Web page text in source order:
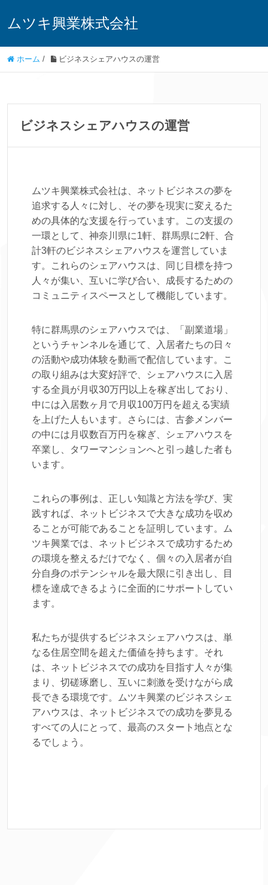
ムツキ興業株式会社
ホーム / ビジネスシェアハウスの運営
ビジネスシェアハウスの運営
ムツキ興業株式会社は、ネットビジネスの夢を
追求する人々に対し、その夢を現実に変えるた
めの具体的な支援を行っています。この支援の
一環として、神奈川県に1軒、群馬県に2軒、合
計3軒のビジネスシェアハウスを運営していま
す。これらのシェアハウスは、同じ目標を持つ
人々が集い、互いに学び合い、成長するための
コミュニティスペースとして機能しています。
特に群馬県のシェアハウスでは、「副業道場」
というチャンネルを通じて、入居者たちの日々
の活動や成功体験を動画で配信しています。こ
の取り組みは大変好評で、シェアハウスに入居
する全員が月収30万円以上を稼ぎ出しており、
中には入居数ヶ月で月収100万円を超える実績
を上げた人もいます。さらには、古参メンバー
の中には月収数百万円を稼ぎ、シェアハウスを
卒業し、タワーマンションへと引っ越した者も
います。
これらの事例は、正しい知識と方法を学び、実
践すれば、ネットビジネスで大きな成功を収め
ることが可能であることを証明しています。ム
ツキ興業では、ネットビジネスで成功するため
の環境を整えるだけでなく、個々の入居者が自
分自身のポテンシャルを最大限に引き出し、目
標を達成できるように全面的にサポートしてい
ます。
私たちが提供するビジネスシェアハウスは、単
なる住居空間を超えた価値を持ちます。それ
は、ネットビジネスでの成功を目指す人々が集
まり、切磋琢磨し、互いに刺激を受けながら成
長できる環境です。ムツキ興業のビジネスシェ
アハウスは、ネットビジネスでの成功を夢見る
すべての人にとって、最高のスタート地点とな
るでしょう。